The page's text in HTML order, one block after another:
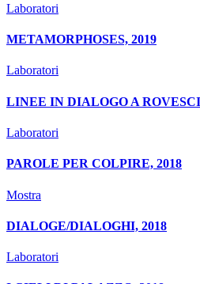
Laboratori
METAMORPHOSES, 2019
Laboratori
LINEE IN DIALOGO A
Laboratori
PAROLE PER COLPIRE, 2018
Mostra
DIALOGE/DIALOGHI, 2018
Laboratori